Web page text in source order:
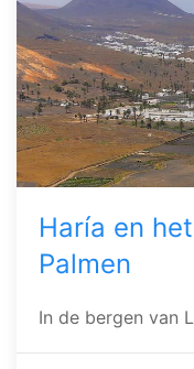
Haría en
Palmen
In de bergen van